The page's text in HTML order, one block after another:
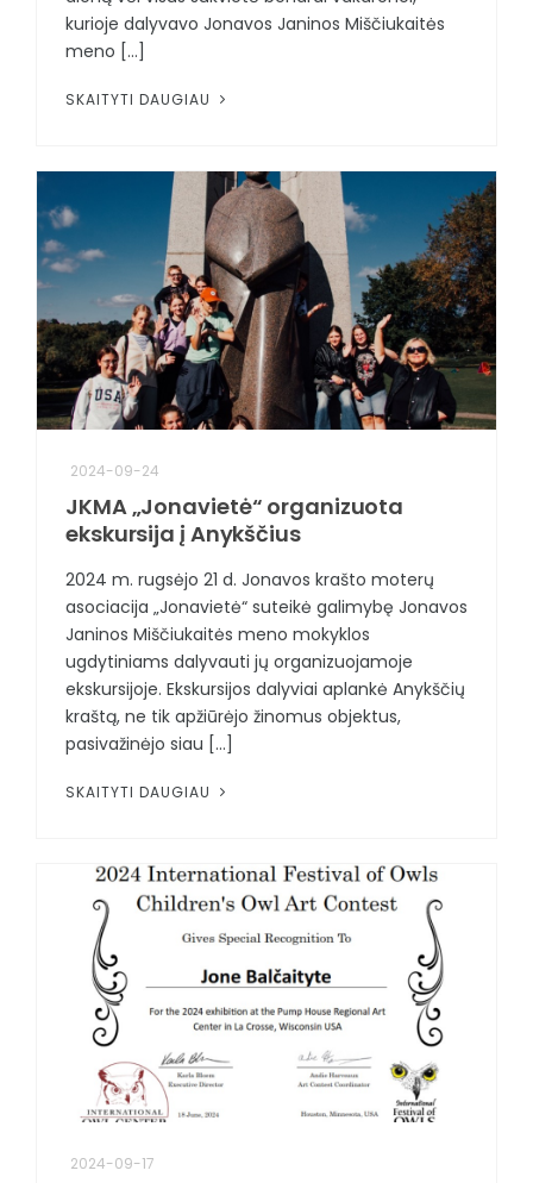
kurioje dalyvavo Jonavos Janinos Miščiukaitės
meno [...]
SKAITYTI DAUGIAU
2024-09-24
JKMA „Jonavietė“ organizuota
ekskursija į Anykščius
2024 m. rugsėjo 21 d. Jonavos krašto moterų
asociacija „Jonavietė“ suteikė galimybę Jonavos
Janinos Miščiukaitės meno mokyklos
ugdytiniams dalyvauti jų organizuojamoje
ekskursijoje. Ekskursijos dalyviai aplankė Anykščių
kraštą, ne tik apžiūrėjo žinomus objektus,
pasivažinėjo siau [...]
SKAITYTI DAUGIAU
2024-09-17